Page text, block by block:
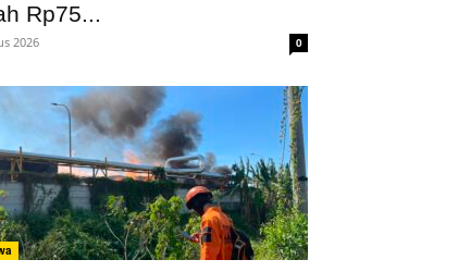
Rp75...
2026 0